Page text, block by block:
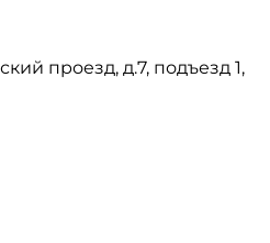
проезд, д.7, подъезд 1,